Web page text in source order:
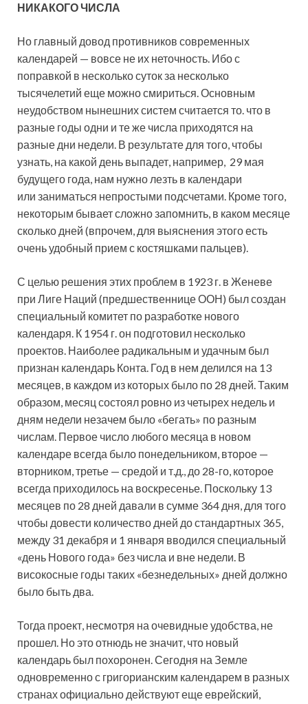
НИКАКОГО ЧИСЛА
Но главный довод противников современных
календарей — вовсе не их неточность. Ибо с
поправкой в несколько суток за несколько
тысячелетий еще можно смириться. Основным
неудобством нынешних систем считается то. что в
разные годы одни и те же числа приходятся на
разные дни недели. В результате для того, чтобы
узнать, на какой день выпадет, например, 29 мая
будущего года, нам нужно лезть в календари
или заниматься непростыми подсчетами. Кроме того,
некоторым бывает сложно запомнить, в каком месяце
сколько дней (впрочем, для выяснения этого есть
очень удобный прием с костяшками пальцев).
С целью решения этих проблем в 1923 г. в Женеве
при Лиге Наций (предшественнице ООН) был создан
специальный комитет по разработке нового
календаря. К 1954 г. он подготовил несколько
проектов. Наиболее радикальным и удачным был
признан календарь Конта. Год в нем делился на 13
месяцев, в каждом из которых было по 28 дней. Таким
образом, месяц состоял ровно из четырех недель и
дням недели незачем было «бегать» по разным
числам. Первое число любого месяца в новом
календаре всегда было понедельником, второе —
вторником, третье — средой и т.д., до 28-го, которое
всегда приходилось на воскресенье. Поскольку 13
месяцев по 28 дней давали в сумме 364 дня, для того
чтобы довести количество дней до стандартных 365,
между 31 декабря и 1 января вводился специальный
«день Нового года» без числа и вне недели. В
високосные годы таких «безнедельных» дней должно
было быть два.
Тогда проект, несмотря на очевидные удобства, не
прошел. Но это отнюдь не значит, что новый
календарь был похоронен. Сегодня на Земле
одновременно с григорианским календарем в разных
странах официально действуют еще еврейский,